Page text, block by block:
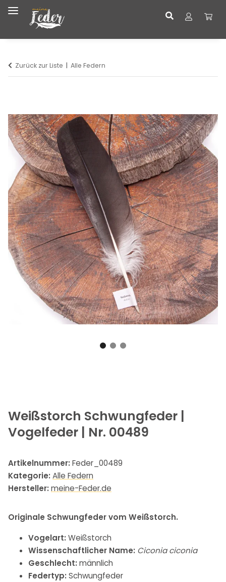
Zurück zur Liste Alle Federn
Weißstorch Schwungfeder |
Vogelfeder | Nr. 00489
Artikelnummer:Feder_00489
Kategorie:Alle Federn
Hersteller:meine-Feder.de
Originale Schwungfeder vom Weißstorch.
Vogelart:Weißstorch
Wissenschaftlicher Name: Ciconia ciconia
Geschlecht:männlich
Federtyp:Schwungfeder